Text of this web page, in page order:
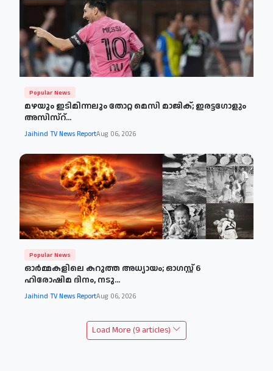
Popular News
മഴയും ഇടിമിന്നലും തോറ്റ മെസി മാജിക്; ഇരട്ടഗോളും
അസിസ്റ്...
Jaihind TV News ReportAug 06, 2026
Popular News
ഓർമ്മകളിലെ കറുത്ത അധ്യായം; ഓഗസ്റ്റ് 6
ഹിരോഷിമ ദിനം, നടു...
Jaihind TV News ReportAug 06, 2026
Load More (9 articles)